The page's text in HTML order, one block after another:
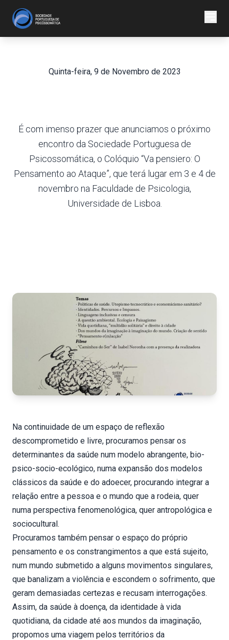
Quinta-feira, 9 de Novembro de 2023
É com imenso prazer que anunciamos o próximo
encontro da Sociedade Portuguesa de
Psicossomática, o Colóquio “Va pensiero: O
Pensamento ao Ataque”, que terá lugar em 3 e 4 de
novembro na Faculdade de Psicologia,
Universidade de Lisboa.
Na continuidade de um espaço de reflexão
descomprometido e livre, procuramos pensar os
determinantes da saúde num modelo abrangente, bio-
psico-socio-ecológico, numa expansão dos modelos
clássicos da saúde e do adoecer, procurando integrar a
relação entre a pessoa e o mundo que a rodeia, quer
numa perspectiva fenomenológica, quer antropológica e
sociocultural.
Procuramos também pensar o espaço do próprio
pensamento e os constrangimentos a que está sujeito,
num mundo submetido a alguns movimentos singulares,
que banalizam a violência e escondem o sofrimento, que
geram demasiadas certezas e recusam interrogações.
Assim, da saúde à doença, da identidade à vida
quotidiana, da cidade até aos mundos da imaginação,
propomos uma viagem pelos territórios da